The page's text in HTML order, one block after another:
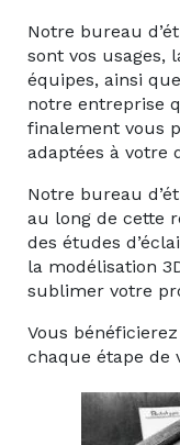
Notre bureau
sont vos usages,
équipes, ainsi
notre entreprise
finalement vous
adaptées à votre
Notre bureau
au long de cette
des études
la modélisation
sublimer votre
Vous
chaque étape de